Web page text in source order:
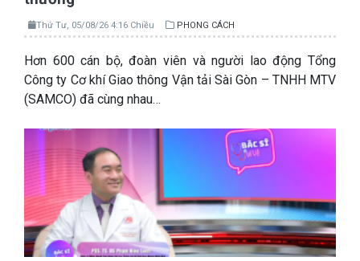
Thứ Tư, 05/08/26 4:16 Chiều PHONG CÁCH
Hơn 600 cán bộ, đoàn viên và người lao động Tổng
Công ty Cơ khí Giao thông Vận tải Sài Gòn – TNHH MTV
(SAMCO) đã cùng nhau…